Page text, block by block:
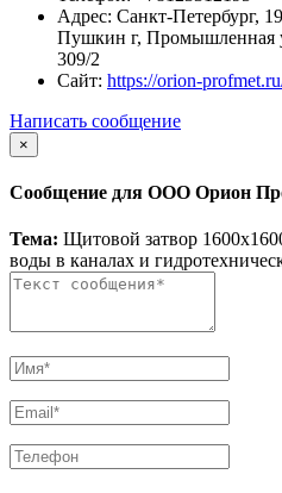
Адрес: Санкт-Петербург,
Пушкин г, Промышленная
309/2
Сайт: https://orion-
Написать сообщение
×
Сообщение для ООО Орион
Тема: Щитовой затвор
воды в каналах и